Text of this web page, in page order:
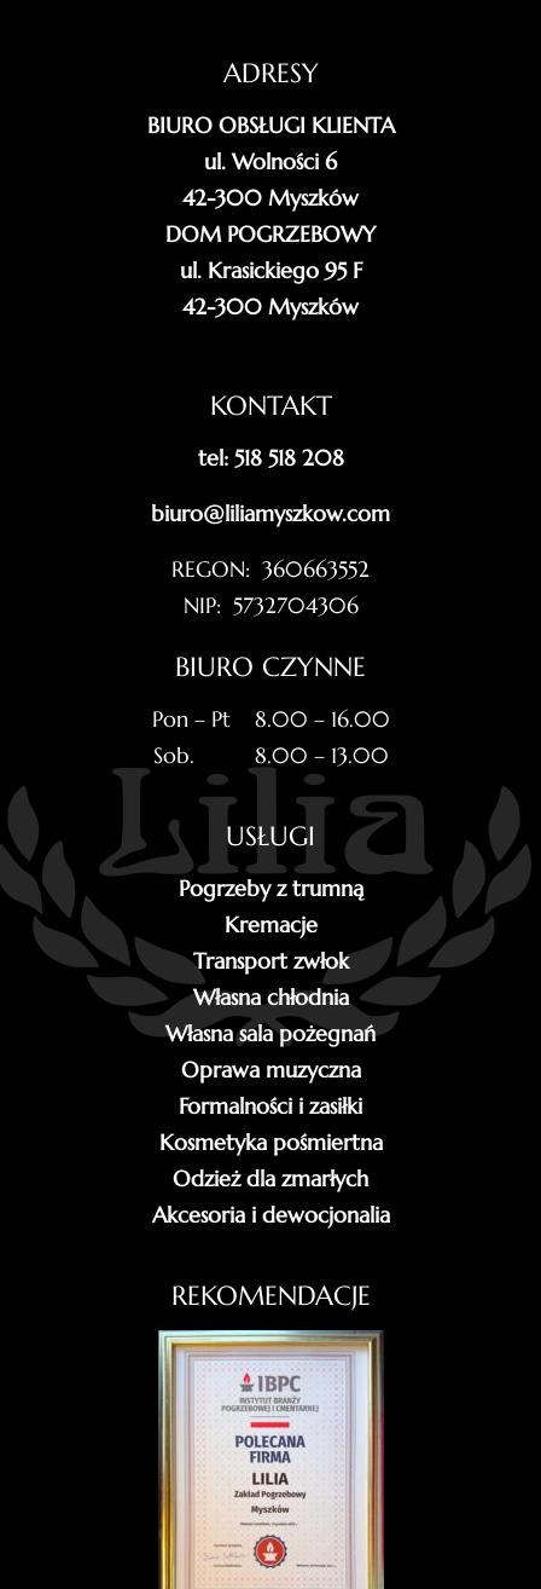
ADRESY
BIURO OBSŁUGI KLIENTA
ul. Wolności 6
42-300 Myszków
DOM POGRZEBOWY
ul. Krasickiego 95 F
42-300 Myszków
KONTAKT
tel: 518 518 208
biuro@liliamyszkow.com
REGON: 360663552
NIP: 5732704306
BIURO CZYNNE
Pon – Pt 8.00 – 16.00
Sob. 8.00 – 13.00
USŁUGI
Pogrzeby z trumną
Kremacje
Transport zwłok
Własna chłodnia
Własna sala pożegnań
Oprawa muzyczna
Formalności i zasiłki
Kosmetyka pośmiertna
Odzież dla zmarłych
Akcesoria i dewocjonalia
REKOMENDACJE